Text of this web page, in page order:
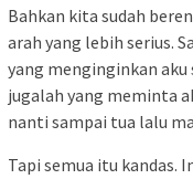
Bahkan kita sudah
arah yang lebih serius.
yang menginginkan
jugalah yang meminta
nanti sampai tua lalu
Tapi semua itu kandas.